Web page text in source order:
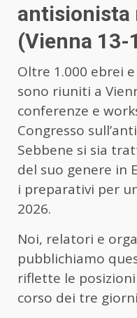
antisionista
(Vienna 13-
Oltre 1.000 ebrei
sono riuniti a
conferenze e
Congresso
Sebbene si sia
del suo genere in
i preparativi per
2026.
Noi, relatori e
pubblichiamo
riflette le
corso dei tre